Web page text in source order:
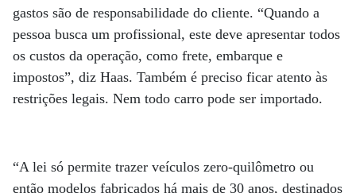
gastos são de responsabilidade do cliente. “Quando a
pessoa busca um profissional, este deve apresentar todos
os custos da operação, como frete, embarque e
impostos”, diz Haas. Também é preciso ficar atento às
restrições legais. Nem todo carro pode ser importado.
“A lei só permite trazer veículos zero-quilômetro ou
então modelos fabricados há mais de 30 anos, destinados